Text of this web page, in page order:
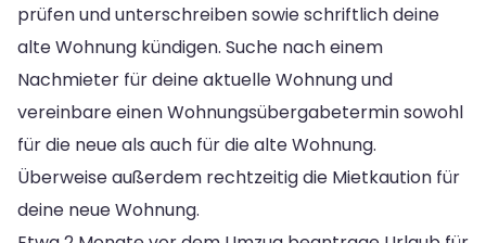
prüfen und unterschreiben sowie schriftlich deine
alte Wohnung kündigen. Suche nach einem
Nachmieter für deine aktuelle Wohnung und
vereinbare einen Wohnungsübergabetermin sowohl
für die neue als auch für die alte Wohnung.
Überweise außerdem rechtzeitig die Mietkaution für
deine neue Wohnung.